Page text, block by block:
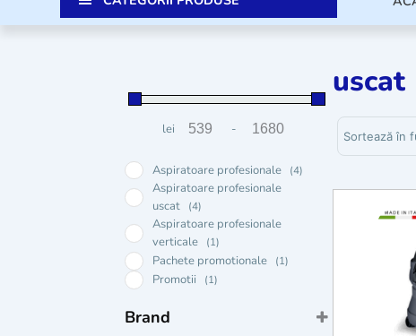
lei Preț minim
-Preț maxim
Aspiratoare profesionale (4)
Aspiratoare profesionale
uscat
(4)
Aspiratoare profesionale
verticale
(1)
Pachete promotionale (1)
Promotii (1)
Brand
uscat
Sortează